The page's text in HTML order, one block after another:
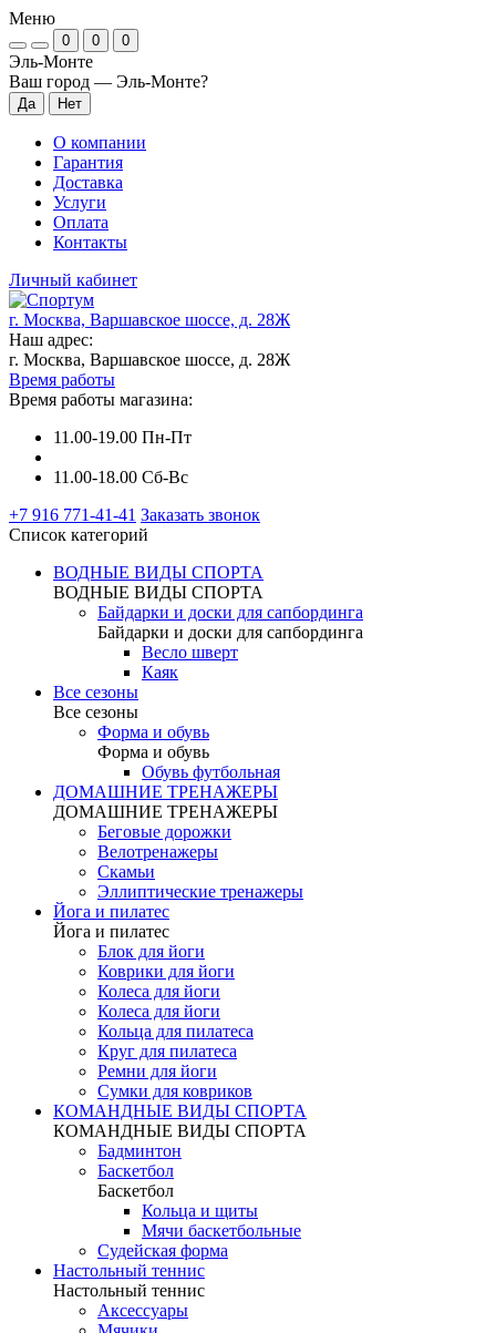
Меню
0 0 0
Эль-Монте
Ваш город — Эль-Монте?
О компании
Гарантия
Доставка
Услуги
Оплата
Контакты
Личный кабинет
г. Москва, Варшавское шоссе, д. 28Ж
Наш адрес:
г. Москва, Варшавское шоссе, д. 28Ж
Время работы
Время работы магазина:
11.00-19.00 Пн-Пт
11.00-18.00 Сб-Вс
+7 916 771-41-41 Заказать звонок
Список категорий
ВОДНЫЕ ВИДЫ СПОРТА
ВОДНЫЕ ВИДЫ СПОРТА
Байдарки и доски для сапбординга
Байдарки и доски для сапбординга
Весло шверт
Каяк
Все сезоны
Все сезоны
Форма и обувь
Форма и обувь
Обувь футбольная
ДОМАШНИЕ ТРЕНАЖЕРЫ
ДОМАШНИЕ ТРЕНАЖЕРЫ
Беговые дорожки
Велотренажеры
Скамьи
Эллиптические тренажеры
Йога и пилатес
Йога и пилатес
Блок для йоги
Коврики для йоги
Колеса для йоги
Колеса для йоги
Кольца для пилатеса
Круг для пилатеса
Ремни для йоги
Сумки для ковриков
КОМАНДНЫЕ ВИДЫ СПОРТА
КОМАНДНЫЕ ВИДЫ СПОРТА
Бадминтон
Баскетбол
Баскетбол
Кольца и щиты
Мячи баскетбольные
Судейская форма
Настольный теннис
Настольный теннис
Аксессуары